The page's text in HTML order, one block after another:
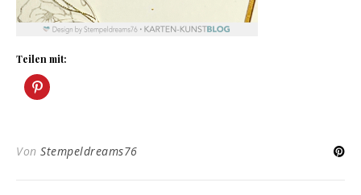
Teilen mit:
Von Stempeldreams76